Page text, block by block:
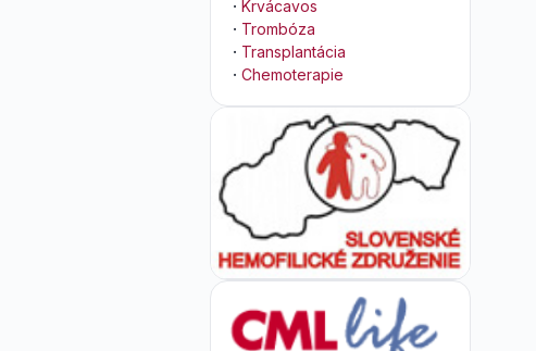
· Krvácavos
· Trombóza
· Transplantácia
· Chemoterapie